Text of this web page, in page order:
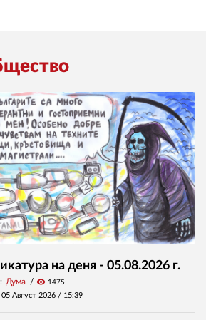
на деня - 05.08.2026 г.
Дума visibility 1475
05 Август 2026 / 15:39